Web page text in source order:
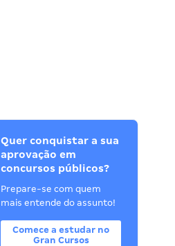
Quer conquistar a sua
aprovação em
concursos públicos?
Prepare-se com quem
mais entende do assunto!
Comece a estudar no
Gran Cursos